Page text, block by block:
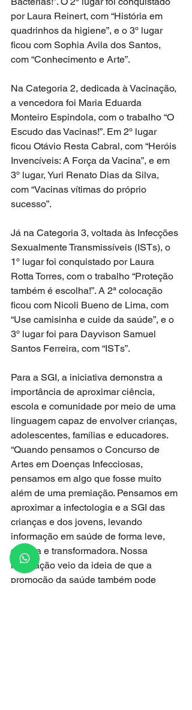
por Laura Reinert, com “História em
quadrinhos da higiene”, e o 3º lugar
ficou com Sophia Avila dos Santos,
com “Conhecimento e Arte”.
Na Categoria 2, dedicada à Vacinação,
a vencedora foi Maria Eduarda
Monteiro Espindola, com o trabalho “O
Escudo das Vacinas!”. Em 2º lugar
ficou Otávio Resta Cabral, com “Heróis
Invencíveis: A Força da Vacina”, e em
3º lugar, Yuri Renato Dias da Silva,
com “Vacinas vítimas do próprio
sucesso”.
Já na Categoria 3, voltada às Infecções
Sexualmente Transmissíveis (ISTs), o
1º lugar foi conquistado por Laura
Rotta Torres, com o trabalho “Proteção
também é escolha!”. A 2ª colocação
ficou com Nicoli Bueno de Lima, com
“Use camisinha e cuide da saúde”, e o
3º lugar foi para Dayvison Samuel
Santos Ferreira, com “ISTs”.
Para a SGI, a iniciativa demonstra a
importância de aproximar ciência,
escola e comunidade por meio de uma
linguagem capaz de envolver crianças,
adolescentes, famílias e educadores.
“Quando pensamos o Concurso de
Artes em Doenças Infecciosas,
pensamos em algo que fosse muito
além de uma premiação. Pensamos em
aproximar a infectologia e a SGI das
crianças e dos jovens, levando
informação em saúde de forma leve,
criativa e transformadora. Nossa
inspiração veio da ideia de que a
promoção da saúde também pode